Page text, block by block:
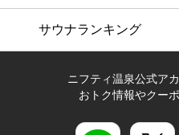
サウナランキング
ニフティ温泉公式ア
おトク情報やクー